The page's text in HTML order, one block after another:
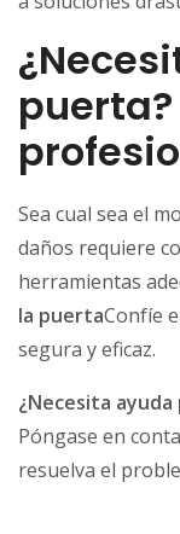
Sea cual sea el
daños requiere
herramientas
la puertaConfíe
segura y eficaz.
¿Necesita
Póngase en
resuelva el